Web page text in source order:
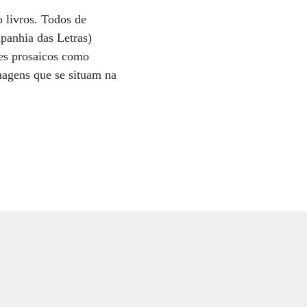
livros. Todos de
das Letras)
prosaicos como
que se situam na